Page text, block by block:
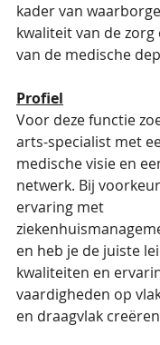
kader van
kwaliteit van de
van de medische
Profiel
Voor deze functie
arts-specialist met
medische visie en
netwerk. Bij
ervaring met
en heb je de juiste
kwaliteiten en
vaardigheden op
en draagvlak